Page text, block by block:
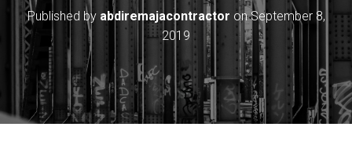
Published by abdiremajacontractor onSeptember 8,
2019